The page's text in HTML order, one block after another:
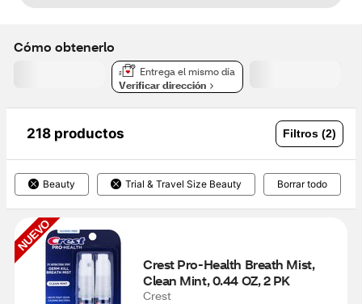
Cómo obtenerlo
Entrega el mismo día
Verificar dirección
218 productos Filtros (2)
Beauty Trial & Travel Size Beauty Borrar todo
NUEVO
Crest Pro-Health Breath Mist,
Clean Mint, 0.44 OZ, 2 PK
Crest